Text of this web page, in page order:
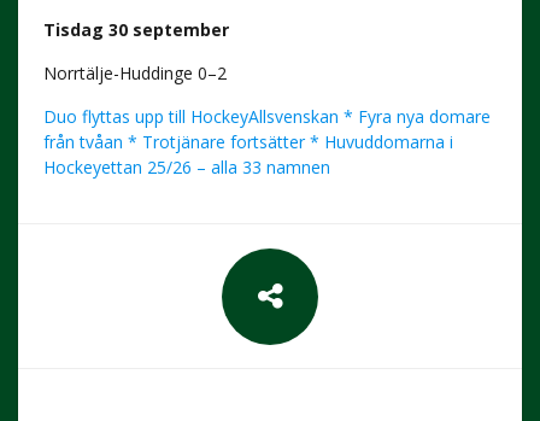
Tisdag 30 september
Norrtälje-Huddinge 0–2
Duo flyttas upp till HockeyAllsvenskan * Fyra nya domare
från tvåan * Trotjänare fortsätter * Huvuddomarna i
Hockeyettan 25/26 – alla 33 namnen